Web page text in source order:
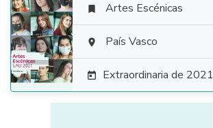

 Artes Escénicas
 País Vasco
 Extraordinaria de 2021